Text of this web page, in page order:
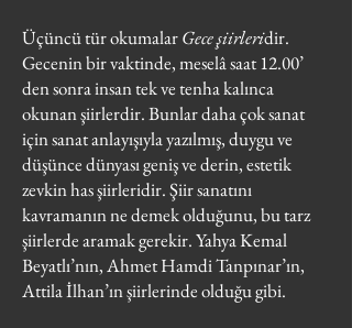
Üçüncü tür okumalarGeceşiirleridir.
Gecenin bir vaktinde, meselâ saat 12.00’
den sonra insan tek ve tenha kalınca
okunan şiirlerdir. Bunlar daha çok sanat
için sanat anlayışıyla yazılmış, duygu ve
düşünce dünyası geniş ve derin, estetik
zevkin has şiirleridir. Şiir sanatını
kavramanın ne demek olduğunu, bu tarz
şiirlerde aramak gerekir. Yahya Kemal
Beyatlı’nın, Ahmet Hamdi Tanpınar’ın,
Attila İlhan’ın şiirlerinde olduğu gibi.